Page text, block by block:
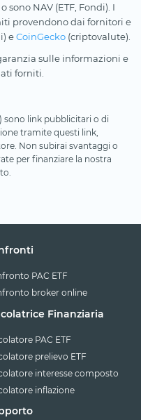
sono NAV (ETF, Fondi). I
provendono dai fornitori e
eCoinGecko (criptovalute).
sulle informazioni e
forniti.
sono link pubblicitari o di
tramite questi link,
Non subirai svantaggi o
per finanziare la nostra
PAC ETF
broker online
Finanziaria
PAC ETF
prelievo ETF
interesse composto
inflazione